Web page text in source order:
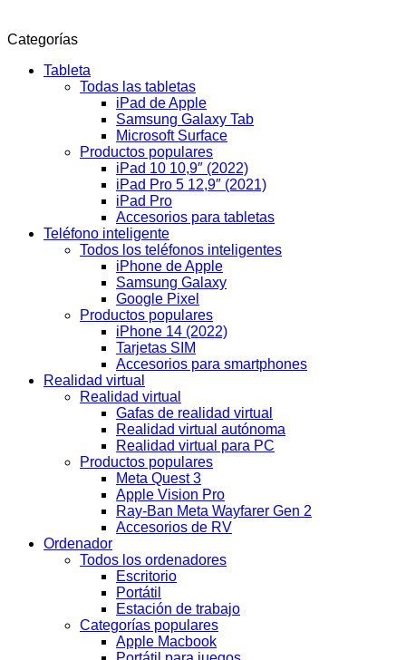
Categorías
Tableta
Todas las tabletas
iPad de Apple
Samsung Galaxy Tab
Microsoft Surface
Productos populares
iPad 10 10,9″ (2022)
iPad Pro 5 12,9″ (2021)
iPad Pro
Accesorios para tabletas
Teléfono inteligente
Todos los teléfonos inteligentes
iPhone de Apple
Samsung Galaxy
Google Pixel
Productos populares
iPhone 14 (2022)
Tarjetas SIM
Accesorios para smartphones
Realidad virtual
Realidad virtual
Gafas de realidad virtual
Realidad virtual autónoma
Realidad virtual para PC
Productos populares
Meta Quest 3
Apple Vision Pro
Ray-Ban Meta Wayfarer Gen 2
Accesorios de RV
Ordenador
Todos los ordenadores
Escritorio
Portátil
Estación de trabajo
Categorías populares
Apple Macbook